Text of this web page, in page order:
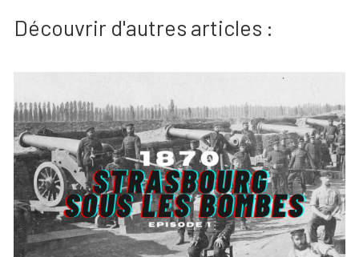
Découvrir d'autres articles :